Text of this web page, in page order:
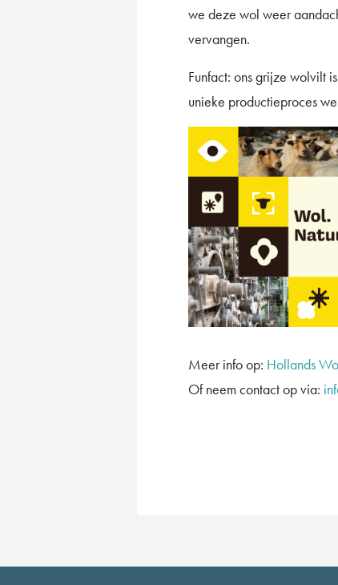
we deze wol weer
vervangen.
Funfact: ons grijze wolvilt
unieke productieproces
Meer info op: Hollands
Of neem contact op via: